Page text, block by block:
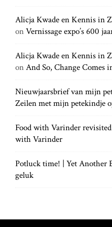
h
f
r
:
Alicja Kwade en Kennis in
onVernissage expo’s 600
Alicja Kwade en Kennis in
onAnd So, Change Comes
Nieuwjaarsbrief van mijn
Zeilen met mijn petekindje
Food with Varinder
with Varinder
Potluck time! | Yet Another
geluk